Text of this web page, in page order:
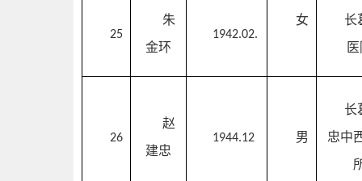
25
朱
金环
1942.02.
女
长
26
赵
建忠
1944.12 男
长
忠中